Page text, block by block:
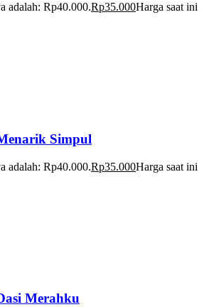
adalah: Rp40.000.Rp35.000Harga saat ini
Simpul
adalah: Rp40.000.Rp35.000Harga saat ini
Merahku